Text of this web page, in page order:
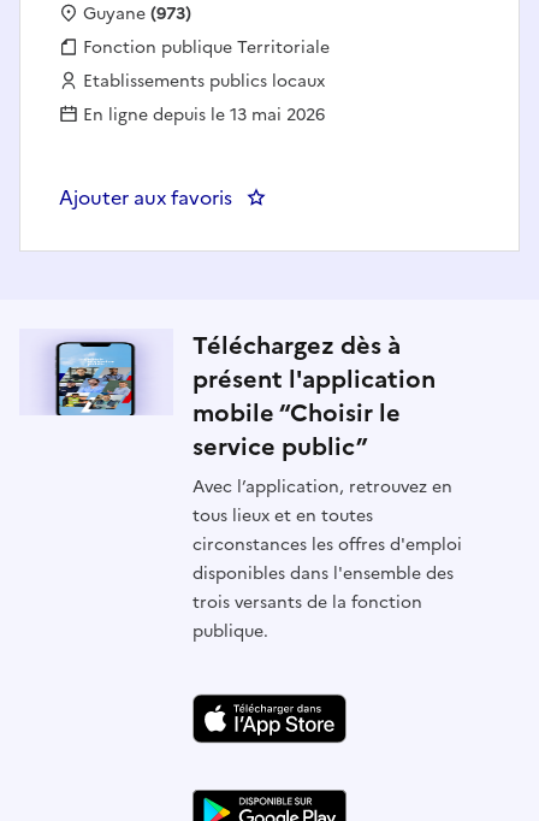
Localisation :
Guyane(973)
Fonction publique :
Fonction publique Territoriale
Employeur :
Etablissements publics locaux
En ligne depuis le 13 mai 2026
Ajouter aux favoris : Sage-Femme - AUTRES DE
Téléchargez dès à
présent l'application
mobile “Choisir le
service public”
Avec l’application, retrouvez en
tous lieux et en toutes
circonstances les offres d'emploi
disponibles dans l'ensemble des
trois versants de la fonction
publique.